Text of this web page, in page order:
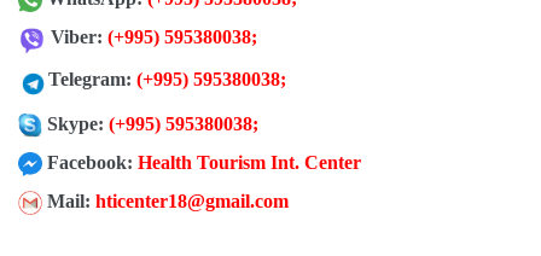
Viber: (+995) 595380038;
Telegram: (+995) 595380038;
Skype: (+995) 595380038;
Facebook: Health Tourism Int. Center
Mail: hticenter18@gmail.com